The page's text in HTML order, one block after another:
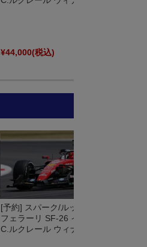
¥44,000(税込)
[予約] スパーク/ルックスマート 1/18
フェラーリ SF-26 イギリスGP 2026
C.ルクレール ウィナー LS18F1087